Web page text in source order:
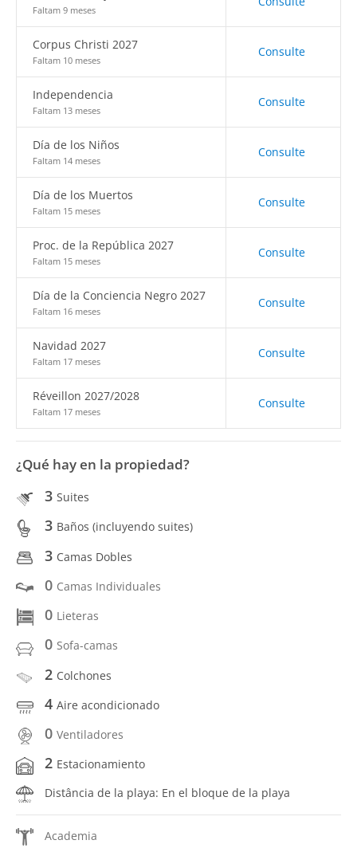
Faltam 9 meses
Corpus Christi 2027
Faltam 10 meses
Consulte
Independencia
Faltam 13 meses
Consulte
Día de los Niños
Faltam 14 meses
Consulte
Día de los Muertos
Faltam 15 meses
Consulte
Proc. de la República 2027
Faltam 15 meses
Consulte
Día de la Conciencia Negro 2027
Faltam 16 meses
Consulte
Navidad 2027
Faltam 17 meses
Consulte
Réveillon 2027/2028
Faltam 17 meses
Consulte
¿Qué hay en la propiedad?
3 Suites
3 Baños (incluyendo suites)
3 Camas Dobles
0 Camas Individuales
0 Lieteras
0 Sofa-camas
2 Colchones
4 Aire acondicionado
0 Ventiladores
2 Estacionamiento
Distância de la playa: En el bloque de la playa
Academia